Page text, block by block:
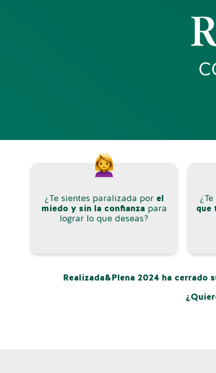
¿Te sientes paralizada por el
miedo y sin la confianza para
lograr lo que deseas?
que
Realizada&Plena 2024 ha cerrado